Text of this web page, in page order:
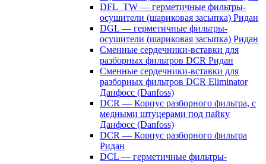
DFL_TW — герметичные фильтры-
осушители (шариковая засыпка) Ридан
DGL — герметичные фильтры-
осушители (шариковая засыпка) Ридан
Сменные сердечники-вставки для
разборных фильтров DCR Ридан
Сменные сердечники-вставки для
разборных фильтров DCR Eliminator
Данфосс (Danfoss)
DCR — Корпус разборного фильтра, с
медными штуцерами под пайку
Данфосс (Danfoss)
DCR — Корпус разборного фильтра
Ридан
DCL — герметичные фильтры-